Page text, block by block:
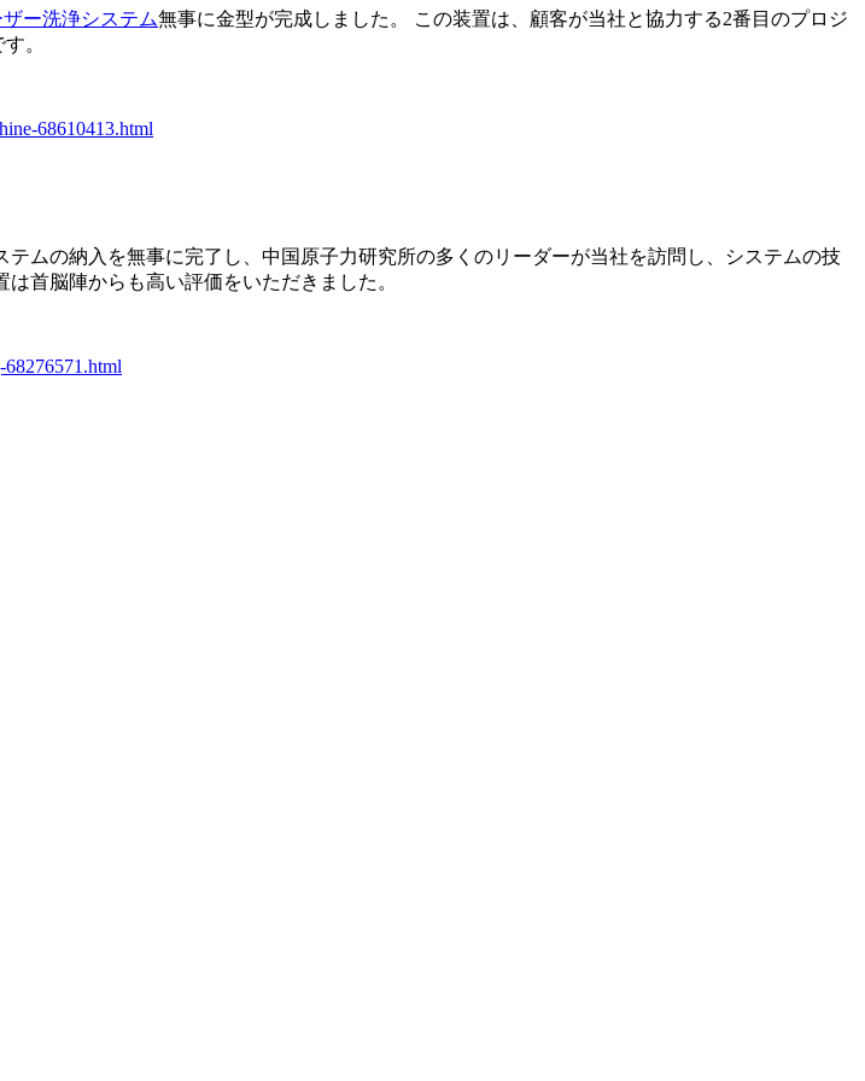
ー洗浄システム無事に金型が完成しました。 この装置は、顧客が当社と協力する2番目のプロジ
。
68610413.html
ムの納入を無事に完了し、中国原子力研究所の多くのリーダーが当社を訪問し、システムの技
首脳陣からも高い評価をいただきました。
68276571.html